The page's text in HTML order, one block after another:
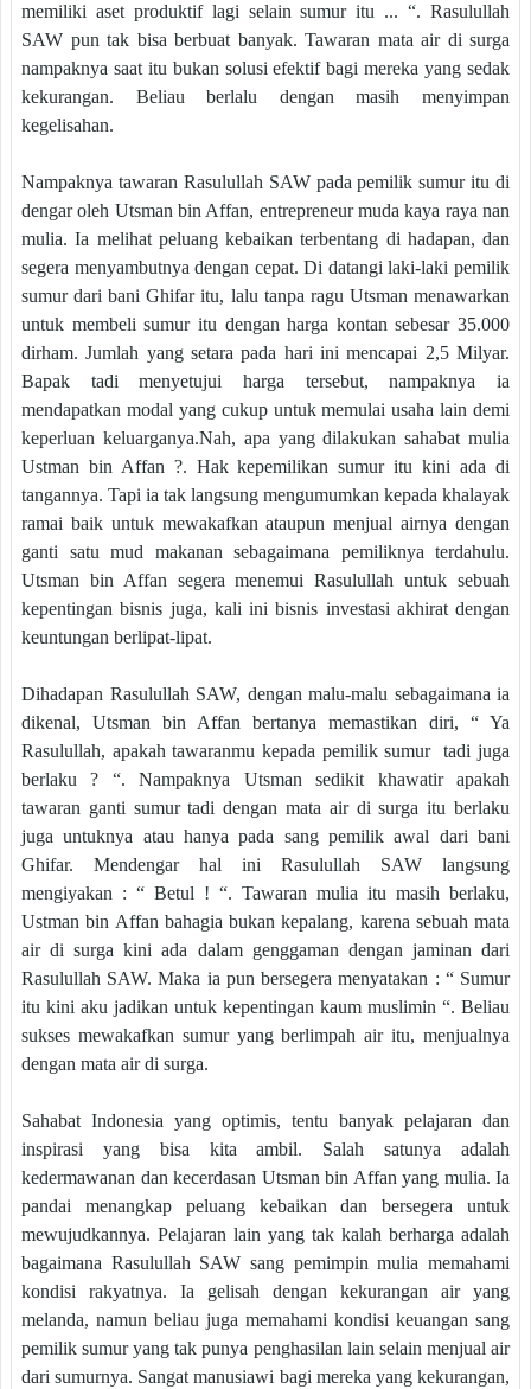
memiliki aset produktif lagi selain sumur itu ... “. Rasulullah
SAW pun tak bisa berbuat banyak. Tawaran mata air di surga
nampaknya saat itu bukan solusi efektif bagi mereka yang sedak
kekurangan. Beliau berlalu dengan masih menyimpan
kegelisahan.
Nampaknya tawaran Rasulullah SAW pada pemilik sumur itu di
dengar oleh Utsman bin Affan, entrepreneur muda kaya raya nan
mulia. Ia melihat peluang kebaikan terbentang di hadapan, dan
segera menyambutnya dengan cepat. Di datangi laki-laki pemilik
sumur dari bani Ghifar itu, lalu tanpa ragu Utsman menawarkan
untuk membeli sumur itu dengan harga kontan sebesar 35.000
dirham. Jumlah yang setara pada hari ini mencapai 2,5 Milyar.
Bapak tadi menyetujui harga tersebut, nampaknya ia
mendapatkan modal yang cukup untuk memulai usaha lain demi
keperluan keluarganya.Nah, apa yang dilakukan sahabat mulia
Ustman bin Affan ?. Hak kepemilikan sumur itu kini ada di
tangannya. Tapi ia tak langsung mengumumkan kepada khalayak
ramai baik untuk mewakafkan ataupun menjual airnya dengan
ganti satu mud makanan sebagaimana pemiliknya terdahulu.
Utsman bin Affan segera menemui Rasulullah untuk sebuah
kepentingan bisnis juga, kali ini bisnis investasi akhirat dengan
keuntungan berlipat-lipat.
Dihadapan Rasulullah SAW, dengan malu-malu sebagaimana ia
dikenal, Utsman bin Affan bertanya memastikan diri, “ Ya
Rasulullah, apakah tawaranmu kepada pemilik sumur tadi juga
berlaku ? “. Nampaknya Utsman sedikit khawatir apakah
tawaran ganti sumur tadi dengan mata air di surga itu berlaku
juga untuknya atau hanya pada sang pemilik awal dari bani
Ghifar. Mendengar hal ini Rasulullah SAW langsung
mengiyakan : “ Betul ! “. Tawaran mulia itu masih berlaku,
Ustman bin Affan bahagia bukan kepalang, karena sebuah mata
air di surga kini ada dalam genggaman dengan jaminan dari
Rasulullah SAW. Maka ia pun bersegera menyatakan : “ Sumur
itu kini aku jadikan untuk kepentingan kaum muslimin “. Beliau
sukses mewakafkan sumur yang berlimpah air itu, menjualnya
dengan mata air di surga.
Sahabat Indonesia yang optimis, tentu banyak pelajaran dan
inspirasi yang bisa kita ambil. Salah satunya adalah
kedermawanan dan kecerdasan Utsman bin Affan yang mulia. Ia
pandai menangkap peluang kebaikan dan bersegera untuk
mewujudkannya. Pelajaran lain yang tak kalah berharga adalah
bagaimana Rasulullah SAW sang pemimpin mulia memahami
kondisi rakyatnya. Ia gelisah dengan kekurangan air yang
melanda, namun beliau juga memahami kondisi keuangan sang
pemilik sumur yang tak punya penghasilan lain selain menjual air
dari sumurnya. Sangat manusiawi bagi mereka yang kekurangan,